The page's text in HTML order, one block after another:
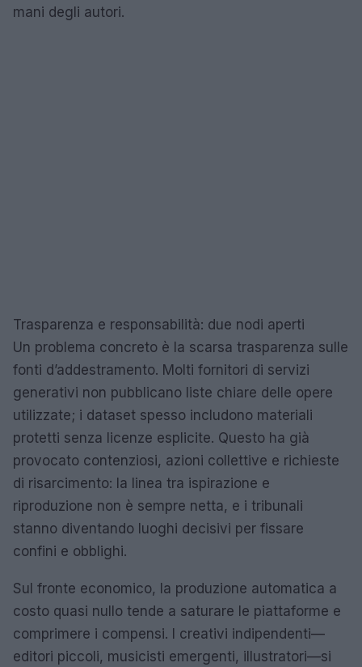
mani degli autori.
Trasparenza e responsabilità: due nodi aperti
Un problema concreto è la scarsa trasparenza sulle
fonti d’addestramento. Molti fornitori di servizi
generativi non pubblicano liste chiare delle opere
utilizzate; i dataset spesso includono materiali
protetti senza licenze esplicite. Questo ha già
provocato contenziosi, azioni collettive e richieste
di risarcimento: la linea tra ispirazione e
riproduzione non è sempre netta, e i tribunali
stanno diventando luoghi decisivi per fissare
confini e obblighi.
Sul fronte economico, la produzione automatica a
costo quasi nullo tende a saturare le piattaforme e
comprimere i compensi. I creativi indipendenti—
editori piccoli, musicisti emergenti, illustratori—si